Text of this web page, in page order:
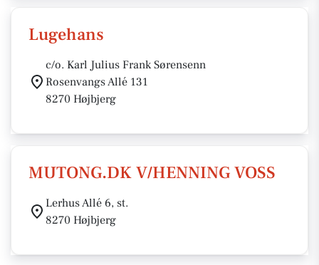
Lugehans
c/o. Karl Julius Frank Sørensenn
Rosenvangs Allé 131
8270 Højbjerg
MUTONG.DK V/HENNING VOSS
Lerhus Allé 6, st.
8270 Højbjerg